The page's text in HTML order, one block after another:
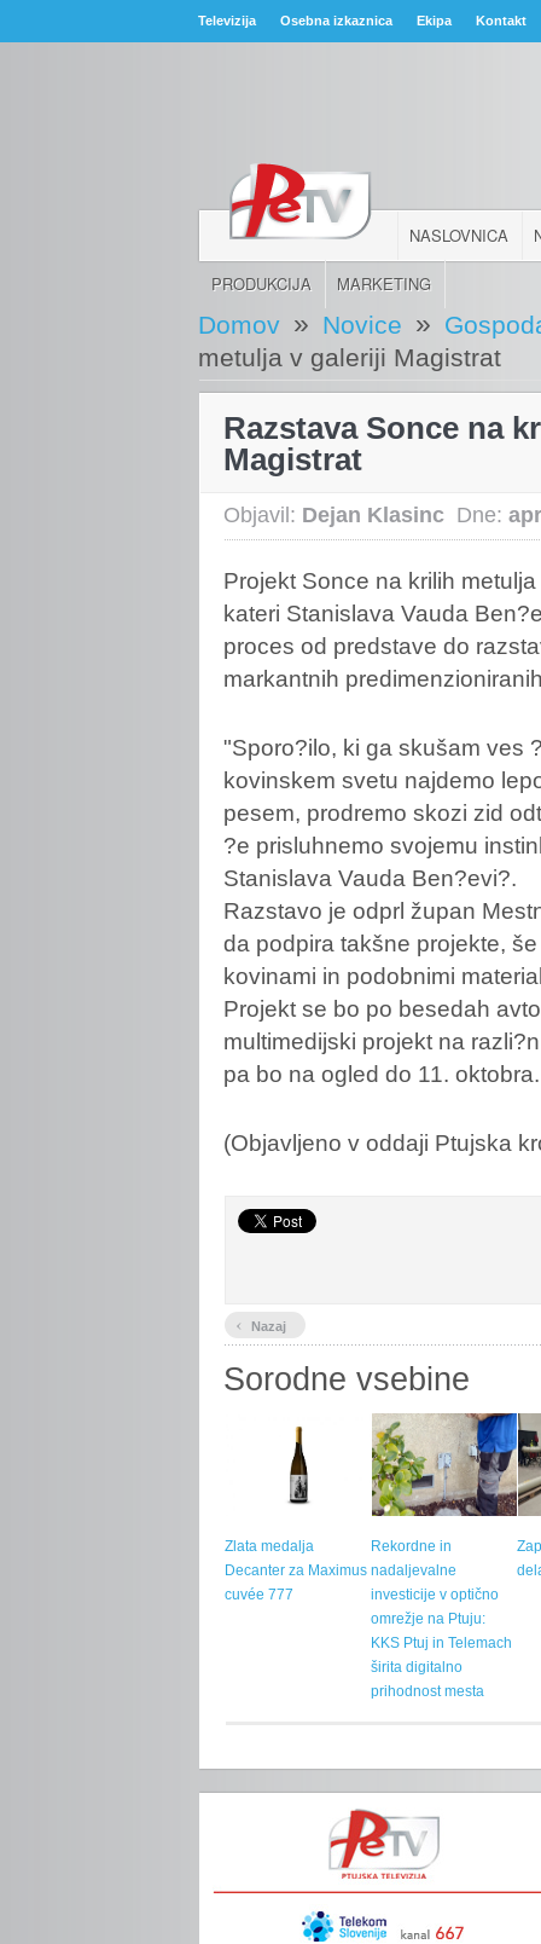
Televizija Osebna izkaznica Ekipa Kontakt
NASLOVNICA
PRODUKCIJA MARKETING
Domov » Novice »
metulja v galeriji Magistrat
Razstava Sonce na
Magistrat
Objavil: Dejan Klasinc Dne:
Projekt Sonce na krilih
kateri Stanislava Vauda
proces od predstave do
markantnih
"Sporo?ilo, ki ga skušam ves
kovinskem svetu najdemo
pesem, prodremo skozi zid
?e prisluhnemo svojemu
Stanislava Vauda Ben?evi?.
Razstavo je odprl župan
da podpira takšne projekte,
kovinami in podobnimi
Projekt se bo po besedah
multimedijski projekt na
pa bo na ogled do 11. oktobra.
(Objavljeno v oddaji Ptujska
‹ Nazaj
Sorodne vsebine
Zlata medalja
Decanter za Maximus
cuvée 777
Rekordne in
nadaljevalne
investicije v optično
omrežje na Ptuju:
KKS Ptuj in Telemach
širita digitalno
prihodnost mesta